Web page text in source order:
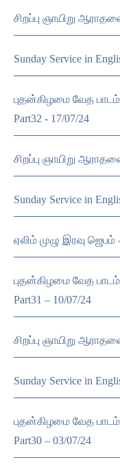
சிறப்பு ஞாயிறு
Sunday Service in
புதன்கிழமை வேத
Part32 - 17/07/24
சிறப்பு ஞாயிறு
Sunday Service in
ஏலிம் முழு இரவு ஜெபம்
புதன்கிழமை வேத
Part31 – 10/07/24
சிறப்பு ஞாயிறு
Sunday Service in
புதன்கிழமை வேத
Part30 – 03/07/24